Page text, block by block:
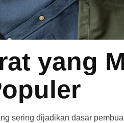
yang
sering dijadikan dasar